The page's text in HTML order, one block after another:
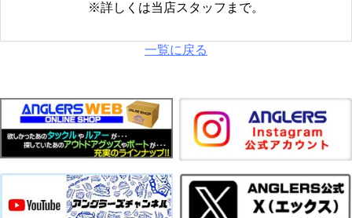
※詳しくは当店スタッフまで。
一覧に戻る